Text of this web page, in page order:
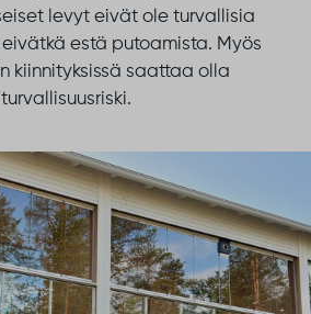
levyt eivät ole turvallisia
estä putoamista. Myös
kiinnityksissä saattaa olla
turvallisuusriski.